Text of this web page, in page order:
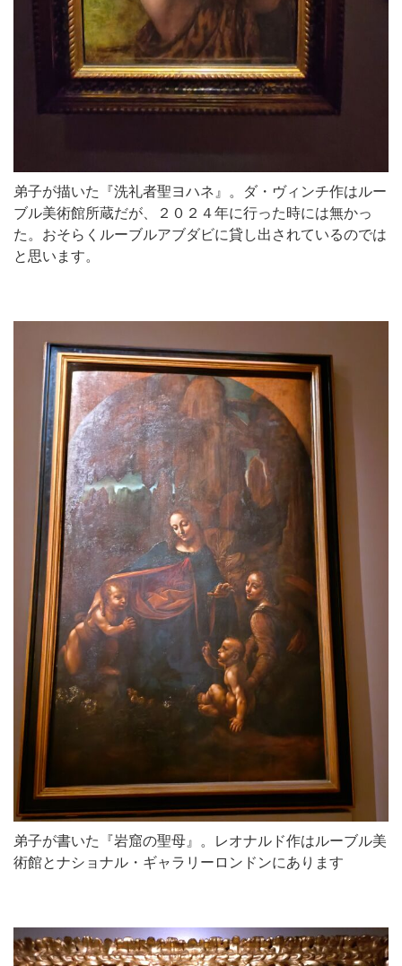
弟子が描いた『洗礼者聖ヨハネ』。ダ・ヴィンチ作はルー
ブル美術館所蔵だが、２０２４年に行った時には無かっ
た。おそらくルーブルアブダビに貸し出されているのでは
と思います。
弟子が書いた『岩窟の聖母』。レオナルド作はルーブル美
術館とナショナル・ギャラリーロンドンにあります